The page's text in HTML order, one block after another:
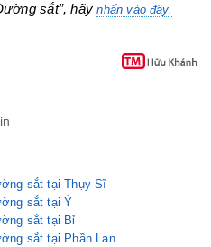
sắt”, hãynhấn vào đây.
sắt tại Thụy Sĩ
sắt tại Ý
sắt tại Bỉ
sắt tại Phần Lan